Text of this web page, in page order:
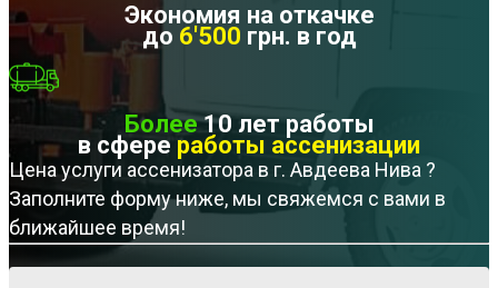
Экономия на откачке
до 6'500 грн. в год
Более10 лет работы
в сфере работы ассенизации
Цена услуги ассенизатора в г. Авдеева Нива ?
Заполните форму ниже, мы свяжемся с вами в
ближайшее время!